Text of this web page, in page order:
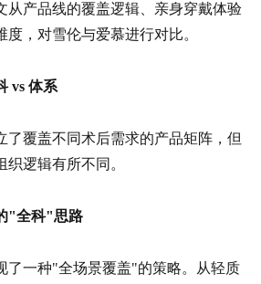
从产品线的覆盖逻辑、亲身穿戴体验
，对雪伦与爱慕进行对比。
vs 体系
了覆盖不同术后需求的产品矩阵，但
逻辑有所不同。
"全科"思路
了一种"全场景覆盖"的策略。从轻质